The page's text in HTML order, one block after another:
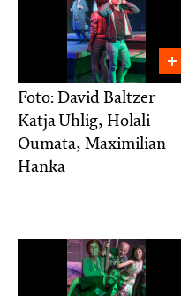
Foto: David Baltzer
Katja Uhlig, Holali
Oumata, Maximilian
Hanka